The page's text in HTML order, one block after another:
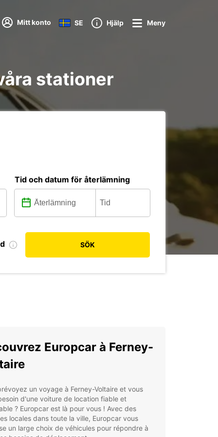
Mitt konto SE Hjälp Meny
stationer
Tid och datum för återlämning
SÖK
Europcar à Ferney-
un voyage à Ferney-Voltaire et vous
d'une voiture de location fiable et
? Europcar est là pour vous ! Avec des
locales dans toute la ville, Europcar vous
un large choix de véhicules pour répondre à